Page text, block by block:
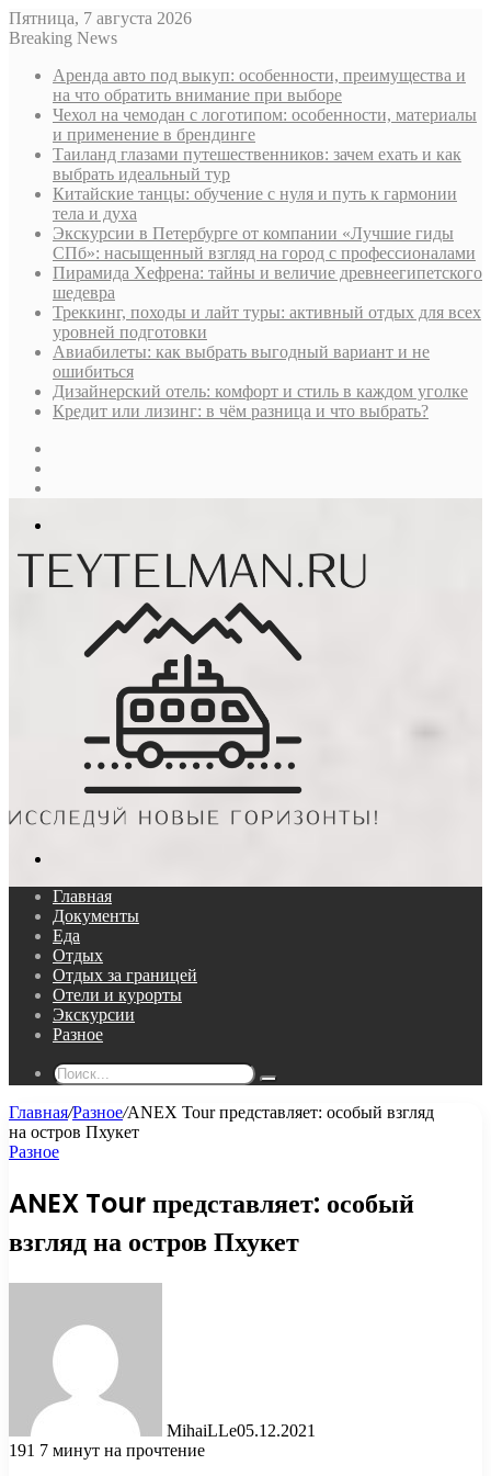
Пятница, 7 августа 2026
Breaking News
Аренда авто под выкуп: особенности, преимущества и
на что обратить внимание при выборе
Чехол на чемодан с логотипом: особенности, материалы
и применение в брендинге
Таиланд глазами путешественников: зачем ехать и как
выбрать идеальный тур
Китайские танцы: обучение с нуля и путь к гармонии
тела и духа
Экскурсии в Петербурге от компании «Лучшие гиды
СПб»: насыщенный взгляд на город с профессионалами
Пирамида Хефрена: тайны и величие древнеегипетского
шедевра
Треккинг, походы и лайт туры: активный отдых для всех
уровней подготовки
Авиабилеты: как выбрать выгодный вариант и не
ошибиться
Дизайнерский отель: комфорт и стиль в каждом уголке
Кредит или лизинг: в чём разница и что выбрать?
Главная
Документы
Еда
Отдых
Отдых за границей
Отели и курорты
Экскурсии
Разное
Поиск...
Главная/Разное/ANEX Tour представляет: особый взгляд
на остров Пхукет
Разное
ANEX Tour представляет: особый
взгляд на остров Пхукет
MihaiLLe05.12.2021
191 7 минут на прочтение